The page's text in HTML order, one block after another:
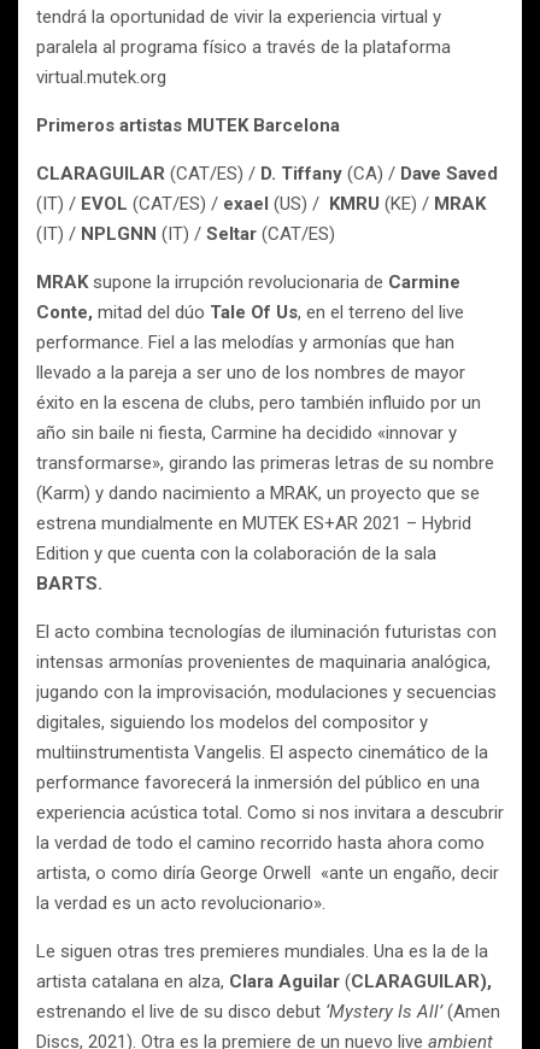
tendrá la oportunidad de vivir la experiencia virtual y
paralela al programa físico a través de la plataforma
virtual.mutek.org
Primeros artistas MUTEK Barcelona
CLARAGUILAR (CAT/ES) / D. Tiffany (CA) / Dave Saved
(IT) / EVOL (CAT/ES) / exael (US) / KMRU (KE) / MRAK
(IT) / NPLGNN (IT) / Seltar (CAT/ES)
MRAKsupone la irrupción revolucionaria de Carmine
Conte, mitad del dúo Tale Of Us, en el terreno del live
performance. Fiel a las melodías y armonías que han
llevado a la pareja a ser uno de los nombres de mayor
éxito en la escena de clubs, pero también influido por un
año sin baile ni fiesta, Carmine ha decidido «innovar y
transformarse», girando las primeras letras de su nombre
(Karm) y dando nacimiento a MRAK, un proyecto que se
estrena mundialmente en MUTEK ES+AR 2021 – Hybrid
Edition y que cuenta con la colaboración de la sala
BARTS.
El acto combina tecnologías de iluminación futuristas con
intensas armonías provenientes de maquinaria analógica,
jugando con la improvisación, modulaciones y secuencias
digitales, siguiendo los modelos del compositor y
multiinstrumentista Vangelis. El aspecto cinemático de la
performance favorecerá la inmersión del público en una
experiencia acústica total. Como si nos invitara a descubrir
la verdad de todo el camino recorrido hasta ahora como
artista, o como diría George Orwell «ante un engaño, decir
la verdad es un acto revolucionario».
Le siguen otras tres premieres mundiales. Una es la de la
artista catalana en alza, Clara Aguilar (CLARAGUILAR),
estrenando el live de su disco debut ‘Mystery Is All’(Amen
Discs, 2021). Otra es la premiere de un nuevo live ambient